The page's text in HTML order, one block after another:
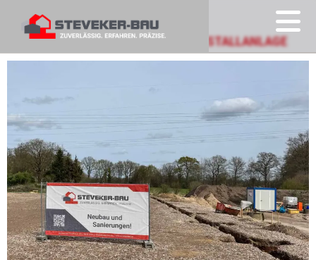
KATEGORIE:
START FÜR DEN NEUBAU EINER BIO-STALLANLAGE